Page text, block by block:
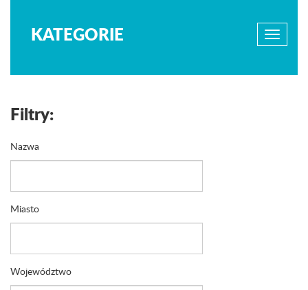
KATEGORIE
Filtry:
Nazwa
Miasto
Województwo